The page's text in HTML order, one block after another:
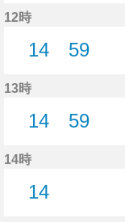
12時
14
59
13時
14
59
14時
14